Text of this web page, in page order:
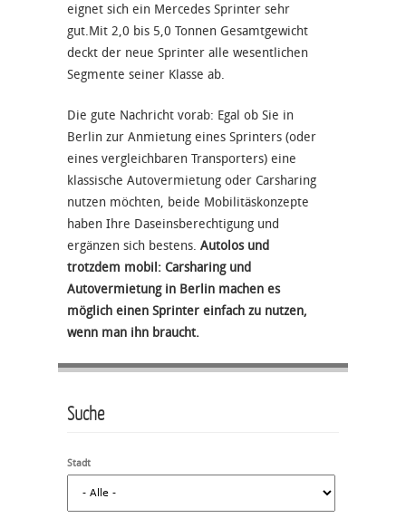
eignet sich ein Mercedes Sprinter sehr
gut.Mit 2,0 bis 5,0 Tonnen Gesamtgewicht
deckt der neue Sprinter alle wesentlichen
Segmente seiner Klasse ab.
Die gute Nachricht vorab: Egal ob Sie in
Berlin zur Anmietung eines Sprinters (oder
eines vergleichbaren Transporters) eine
klassische Autovermietung oder Carsharing
nutzen möchten, beide Mobilitäskonzepte
haben Ihre Daseinsberechtigung und
ergänzen sich bestens. Autolos und
trotzdem mobil: Carsharing und
Autovermietung in Berlin machen es
möglich einen Sprinter einfach zu nutzen,
wenn man ihn braucht.
Suche
Stadt